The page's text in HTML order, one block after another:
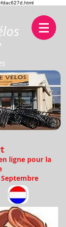
ligne pour la